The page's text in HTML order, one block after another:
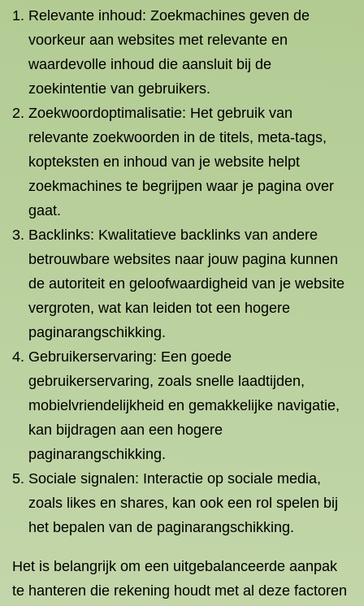
Relevante inhoud: Zoekmachines geven de
voorkeur aan websites met relevante en
waardevolle inhoud die aansluit bij de
zoekintentie van gebruikers.
Zoekwoordoptimalisatie: Het gebruik van
relevante zoekwoorden in de titels, meta-tags,
kopteksten en inhoud van je website helpt
zoekmachines te begrijpen waar je pagina over
gaat.
Backlinks: Kwalitatieve backlinks van andere
betrouwbare websites naar jouw pagina kunnen
de autoriteit en geloofwaardigheid van je website
vergroten, wat kan leiden tot een hogere
paginarangschikking.
Gebruikerservaring: Een goede
gebruikerservaring, zoals snelle laadtijden,
mobielvriendelijkheid en gemakkelijke navigatie,
kan bijdragen aan een hogere
paginarangschikking.
Sociale signalen: Interactie op sociale media,
zoals likes en shares, kan ook een rol spelen bij
het bepalen van de paginarangschikking.
Het is belangrijk om een uitgebalanceerde aanpak
te hanteren die rekening houdt met al deze factoren